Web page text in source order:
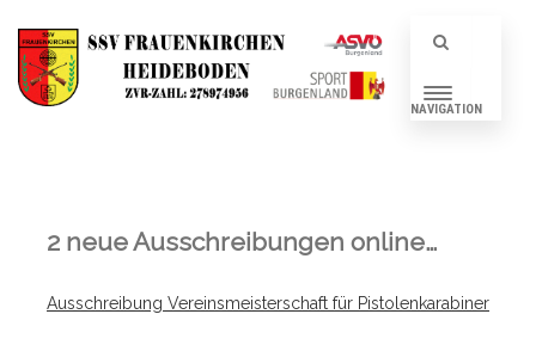
NAVIGATION
2 neue Ausschreibungen online…
Ausschreibung Vereinsmeisterschaft für Pistolenkarabiner